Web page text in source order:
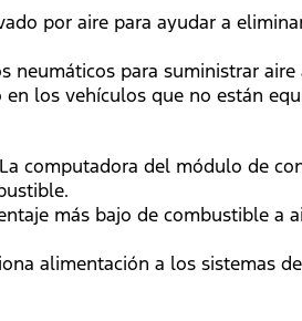
por aire para ayudar a
neumáticos para suministrar aire
los vehículos que no están
computadora del módulo de
más bajo de combustible a
alimentación a los sistemas